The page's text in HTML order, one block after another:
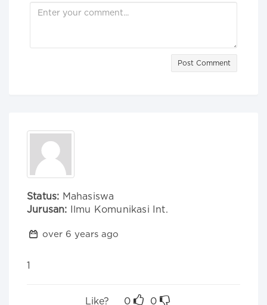
Post Comment
Status: Mahasiswa
Jurusan: Ilmu Komunikasi Int.
over 6 years ago
1
Like? 0 0